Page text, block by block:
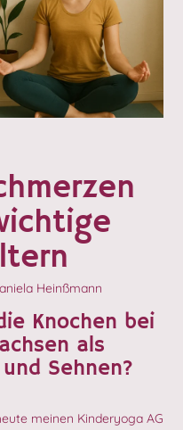
Heinßmann
Knochen bei
als
Sehnen?
meinen Kinderyoga AG